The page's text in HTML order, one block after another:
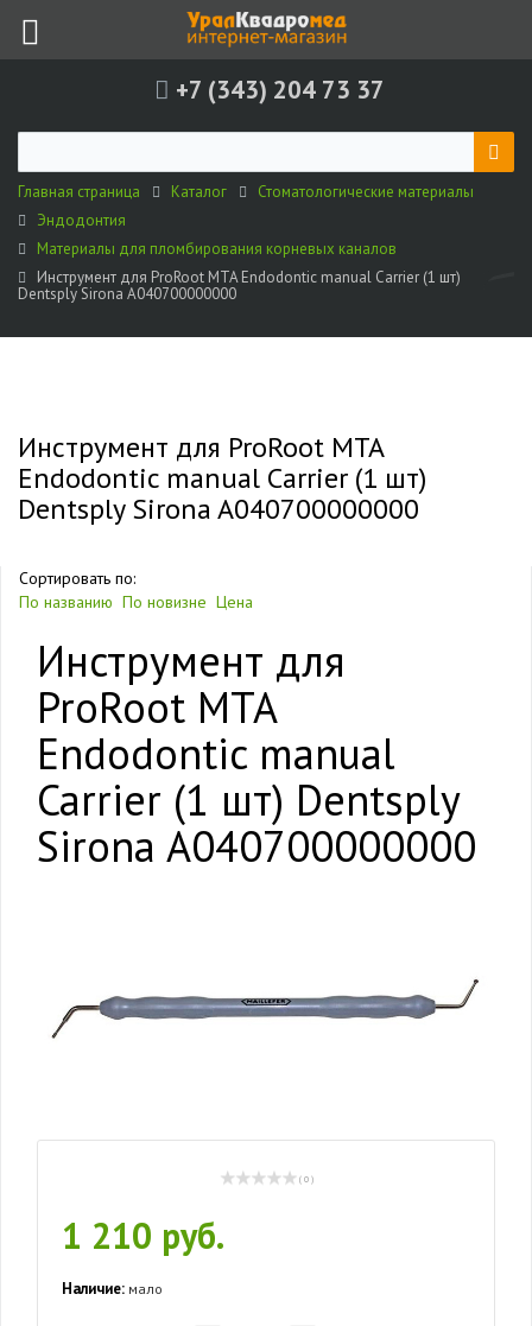
+7 (343) 204 73 37
Главная страница Каталог
Стоматологические материалы
Эндодонтия
Материалы для пломбирования корневых каналов
Инструмент для ProRoot MTA Endodontic manual Carrier (1 шт)
Dentsply Sirona A040700000000
Инструмент для ProRoot MTA
Endodontic manual Carrier (1 шт)
Dentsply Sirona A040700000000
Сортировать по:
По названию По новизне Цена
Инструмент для
ProRoot MTA
Endodontic manual
Carrier (1 шт) Dentsply
Sirona A040700000000
( 0 )
1 210 руб.
Наличие: мало